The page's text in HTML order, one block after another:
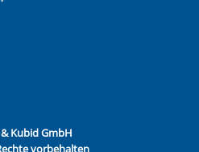
Kubid GmbH
vorbehalten